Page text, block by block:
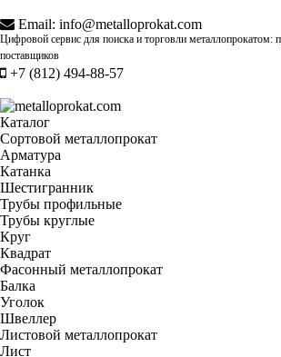
Email: info@metalloprokat.com
Цифровой сервис для поиска и торговли металлопрокатом:
поставщиков
+7 (812) 494-88-57
Каталог
Сортовой металлопрокат
Арматура
Катанка
Шестигранник
Трубы профильные
Трубы круглые
Круг
Квадрат
Фасонный металлопрокат
Балка
Уголок
Швеллер
Листовой металлопрокат
Лист